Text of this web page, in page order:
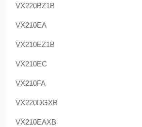
VX220BZ1B
VX210EA
VX210EZ1B
VX210EC
VX210FA
VX220DGXB
VX210EAXB